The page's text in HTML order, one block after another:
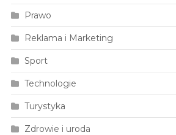
Prawo
Reklama i Marketing
Sport
Technologie
Turystyka
Zdrowie i uroda